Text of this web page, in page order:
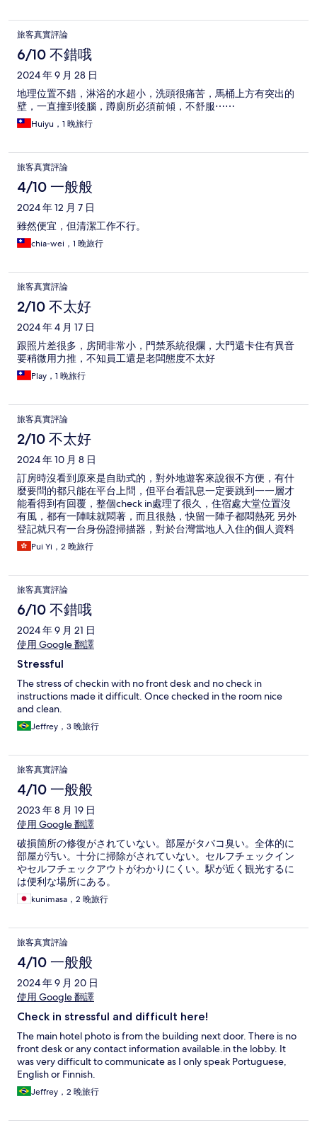
旅客真實評論
6/10 不錯哦
2024 年 9 月 28 日
地理位置不錯，淋浴的水超小，洗頭很痛苦，馬桶上方有突出的
壁，一直撞到後腦，蹲廁所必須前傾，不舒服⋯⋯
Huiyu，1 晚旅行
旅客真實評論
4/10 一般般
2024 年 12 月 7 日
雖然便宜，但清潔工作不行。
chia-wei，1 晚旅行
旅客真實評論
2/10 不太好
2024 年 4 月 17 日
跟照片差很多，房間非常小，門禁系統很爛，大門還卡住有異音
要稍微用力推，不知員工還是老闆態度不太好
Play，1 晚旅行
旅客真實評論
2/10 不太好
2024 年 10 月 8 日
訂房時沒看到原來是自助式的，對外地遊客來說很不方便，有什
麼要問的都只能在平台上問，但平台看訊息一定要跳到一一層才
能看得到有回覆，整個check in處理了很久，住宿處大堂位置沒
有風，都有一陣味就悶著，而且很熱，快留一陣子都悶熱死 另外
登記就只有一台身份證掃描器，對於台灣當地人入住的個人資料
保障會覺得不太安全（不是當地人不熟那種掃描器會不會怎樣，
就看起來覺得不太可靠） 房間的間隔設計和樓層的設計都很古
條體毛，面且床很軟，空調只有開或者關，能調風力但不能調溫
度，而溫度就16度～不是冷死就是熱死 最痛苦是那個花灑，力很
夠，簡直太多了，而且水柱很細小，水出來是霧化一樣，打在身
上就一個痛字，而且冷熱水完全沒得調節，跟空調一樣，不是冷
死就是燙死，而且花灑頭是會傳熱，完全不安全 唯一好的要距離
漢神巨蛋和六合夜市很近 總結來說是個地獄
Pui Yi，2 晚旅行
旅客真實評論
6/10 不錯哦
2024 年 9 月 21 日
使用 Google 翻譯
Stressful
The stress of checkin with no front desk and no check in
instructions made it difficult. Once checked in the room nice
and clean.
Jeffrey，3 晚旅行
旅客真實評論
4/10 一般般
2023 年 8 月 19 日
使用 Google 翻譯
破損箇所の修復がされていない。部屋がタバコ臭い。全体的に
部屋が汚い。十分に掃除がされていない。セルフチェックイン
やセルフチェックアウトがわかりにくい。駅が近く観光するに
は便利な場所にある。
kunimasa，2 晚旅行
旅客真實評論
4/10 一般般
2024 年 9 月 20 日
使用 Google 翻譯
Check in stressful and difficult here!
The main hotel photo is from the building next door. There is no
front desk or any contact information available.in the lobby. It
was very difficult to communicate as I only speak Portuguese,
English or Finnish.
Jeffrey，2 晚旅行